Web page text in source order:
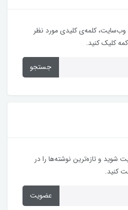
کلمه‌ی کلیدی مورد نظر
کلیک کنید.
جستجو
شوید و تازه‌ترین نوشته‌ها را در
کنید.
عضویت